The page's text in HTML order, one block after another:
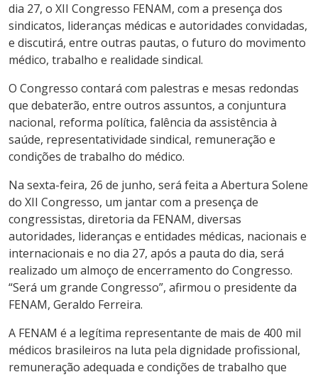
dia 27, o XII Congresso FENAM, com a presença dos
sindicatos, lideranças médicas e autoridades convidadas,
e discutirá, entre outras pautas, o futuro do movimento
médico, trabalho e realidade sindical.
O Congresso contará com palestras e mesas redondas
que debaterão, entre outros assuntos, a conjuntura
nacional, reforma política, falência da assistência à
saúde, representatividade sindical, remuneração e
condições de trabalho do médico.
Na sexta-feira, 26 de junho, será feita a Abertura Solene
do XII Congresso, um jantar com a presença de
congressistas, diretoria da FENAM, diversas
autoridades, lideranças e entidades médicas, nacionais e
internacionais e no dia 27, após a pauta do dia, será
realizado um almoço de encerramento do Congresso.
“Será um grande Congresso”, afirmou o presidente da
FENAM, Geraldo Ferreira.
A FENAM é a legítima representante de mais de 400 mil
médicos brasileiros na luta pela dignidade profissional,
remuneração adequada e condições de trabalho que